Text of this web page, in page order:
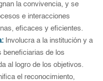
la convivencia, y se
e interacciones
eficaces y eficientes.
Involucra a la institución y a
beneficiarias de los
al logro de los objetivos.
el reconocimiento,